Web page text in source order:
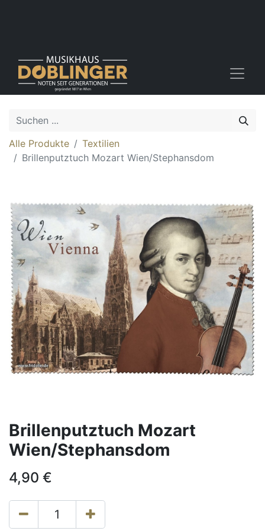
Alle Produkte
Textilien
Brillenputztuch Mozart Wien/Stephansdom
Brillenputztuch Mozart
Wien/Stephansdom
4,90 €